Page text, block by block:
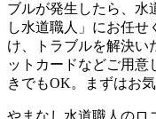
ブルが発生したら、水
し水道職人」にお任せ
け、トラブルを解決い
ットカードなどご用意
きでもOK。まずはお